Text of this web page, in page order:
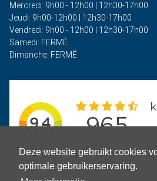
Deze website gebruikt cookies
optimale gebruikerservaring.
Mercredi: 9h00 - 12h00 | 12h30-17h00
Jeudi: 9h00-12h00 | 12h30-17h00
Vendredi: 9h00 - 12h00 | 12h30-17h00
Samedi: FERMÉ
Dimanche: FERMÉ